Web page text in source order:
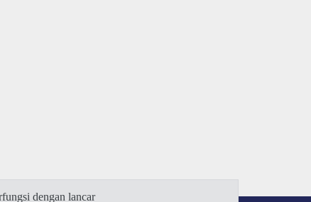
dengan lancar